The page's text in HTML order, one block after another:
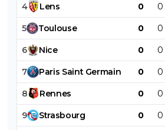
4 Lens 0 0
5 Toulouse 0 0
6 Nice 0 0
7 Paris Saint Germain 0 0
8 Rennes 0 0
9 Strasbourg 0 0